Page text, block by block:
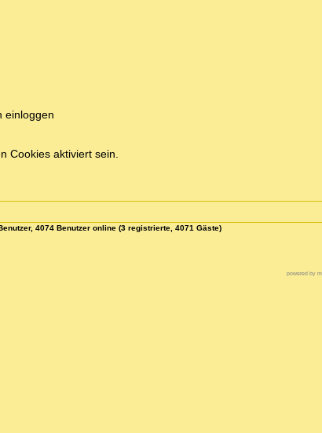
einloggen
Cookies aktiviert sein.
4074 Benutzer online (3 registrierte, 4071 Gäste)
powered by